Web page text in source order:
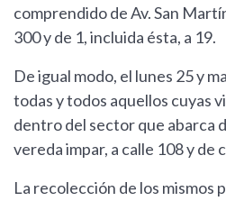
comprendido de Av. San
300 y de 1, incluida ésta, a 19.
De igual modo, el lunes 25 y
todas y todos aquellos cuyas
dentro del sector que abarca
vereda impar, a calle 108 y de
La recolección de los mismos